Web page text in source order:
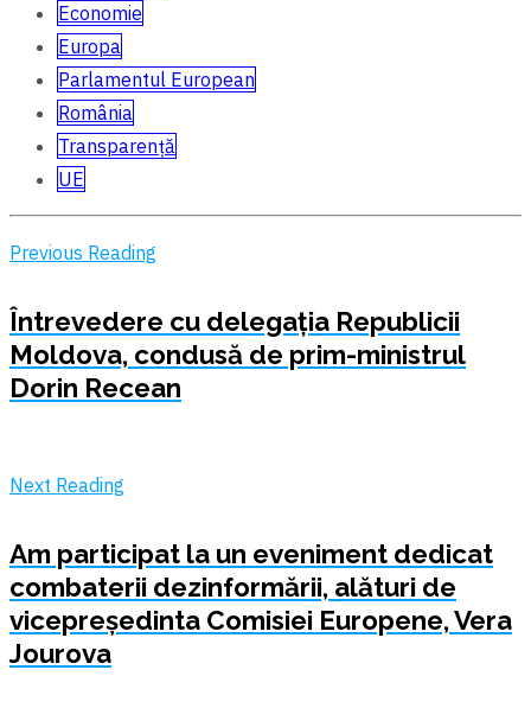
Economie
Europa
Parlamentul European
România
Transparență
UE
Previous Reading
Întrevedere cu delegația Republicii
Moldova, condusă de prim-ministrul
Dorin Recean
Next Reading
Am participat la un eveniment dedicat
combaterii dezinformării, alături de
vicepreședinta Comisiei Europene, Vera
Jourova